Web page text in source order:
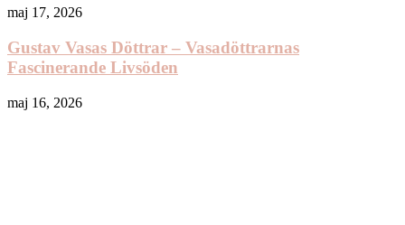
maj 17, 2026
Gustav Vasas Döttrar – Vasadöttrarnas
Fascinerande Livsöden
maj 16, 2026